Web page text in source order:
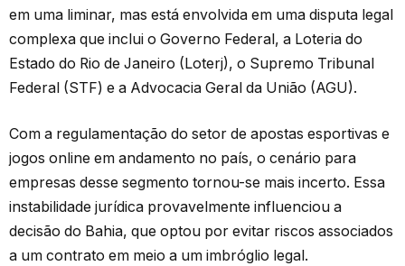
em uma liminar, mas está envolvida em uma disputa legal
complexa que inclui o Governo Federal, a Loteria do
Estado do Rio de Janeiro (Loterj), o Supremo Tribunal
Federal (STF) e a Advocacia Geral da União (AGU).
Com a regulamentação do setor de apostas esportivas e
jogos online em andamento no país, o cenário para
empresas desse segmento tornou-se mais incerto. Essa
instabilidade jurídica provavelmente influenciou a
decisão do Bahia, que optou por evitar riscos associados
a um contrato em meio a um imbróglio legal.